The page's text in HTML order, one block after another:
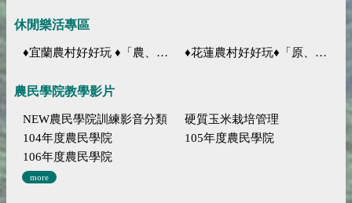
休閒樂活專區
♦宜蘭農村好好玩 ♦「農、藝、山、水」四條遊程推薦 ♦花蓮農村好好玩♦「原、生、慢、活」四條遊程推薦
農民學院教學影片
NEW農民學院訓練影音分類
硬質玉米栽培管理
104年度農民學院
105年度農民學院
106年度農民學院
more